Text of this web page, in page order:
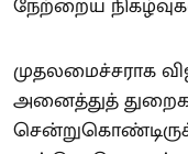
முதலமைச்சராக
அனைத்துத்